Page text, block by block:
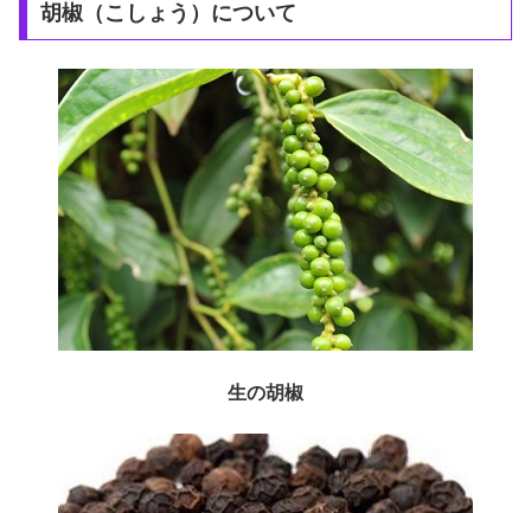
胡椒（こしょう）について
生の胡椒